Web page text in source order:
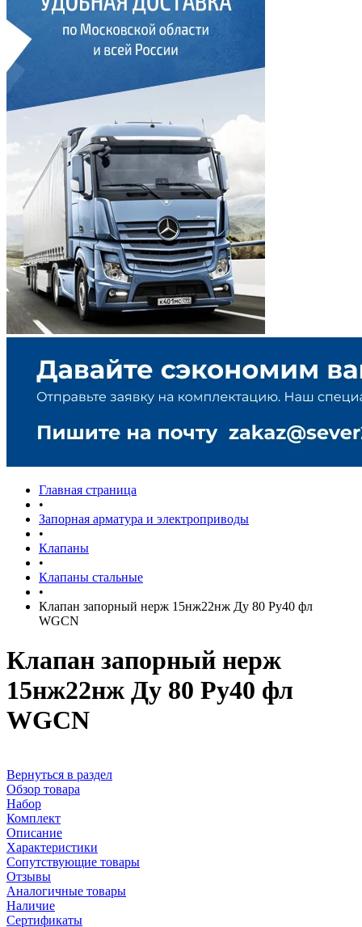
Главная страница
•
Запорная арматура и электроприводы
•
Клапаны
•
Клапаны стальные
•
Клапан запорный нерж 15нж22нж Ду 80 Ру40 фл
WGCN
Клапан запорный нерж
15нж22нж Ду 80 Ру40 фл
WGCN
Вернуться в раздел
Обзор товара
Набор
Комплект
Описание
Характеристики
Сопутствующие товары
Отзывы
Аналогичные товары
Наличие
Сертификаты